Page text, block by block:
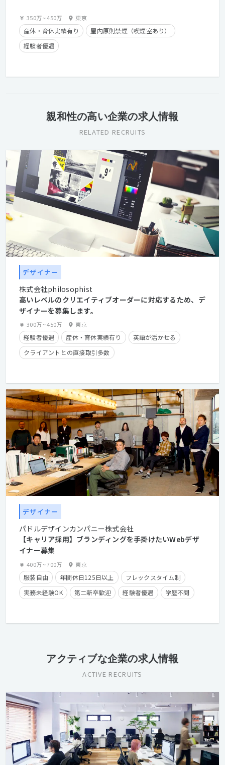
350万~450万 東京
産休・育休実績有り
屋内原則禁煙（喫煙室あり）
経験者優遇
親和性の高い企業の求人情報
RELATED RECRUITS
デザイナー
株式会社philosophist
高いレベルのクリエイティブオーダーに対応するため、デ
ザイナーを募集します。
300万~450万 東京
経験者優遇 産休・育休実績有り
英語が活かせる
クライアントとの直接取引多数
デザイナー
パドルデザインカンパニー株式会社
【キャリア採用】ブランディングを手掛けたいWebデザ
イナー募集
400万~700万 東京
服装自由 年間休日125日以上
フレックスタイム制
実務未経験OK
第二新卒歓迎 経験者優遇
学歴不問
長期休暇有り
産休・育休実績有り
アクティブな企業の求人情報
ACTIVE RECRUITS